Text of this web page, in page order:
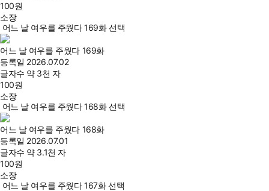
100원
소장
어느 날 여우를 주웠다 169화 선택
어느 날 여우를 주웠다 169화
등록일 2026.07.02
글자수 약 3천 자
100원
소장
어느 날 여우를 주웠다 168화 선택
어느 날 여우를 주웠다 168화
등록일 2026.07.01
글자수 약 3.1천 자
100원
소장
어느 날 여우를 주웠다 167화 선택